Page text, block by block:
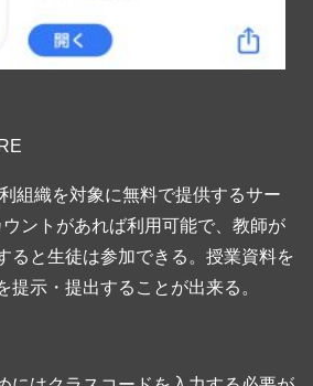
組織を対象に無料で提供するサー
ントがあれば利用可能で、教師が
ると生徒は参加できる。授業資料を
提示・提出することが出来る。